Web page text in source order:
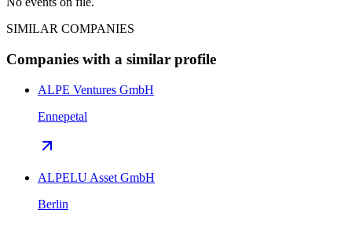
SIMILAR COMPANIES
Companies with a similar profile
ALPE Ventures GmbH
Ennepetal
ALPELU Asset GmbH
Berlin